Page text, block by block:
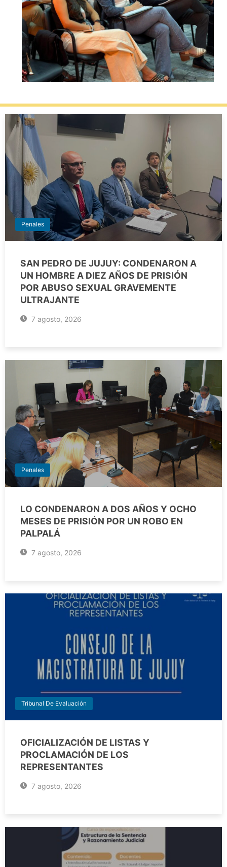
Penales
SAN PEDRO DE JUJUY: CONDENARON A
UN HOMBRE A DIEZ AÑOS DE PRISIÓN
POR ABUSO SEXUAL GRAVEMENTE
ULTRAJANTE
7 agosto, 2026
Penales
LO CONDENARON A DOS AÑOS Y OCHO
MESES DE PRISIÓN POR UN ROBO EN
PALPALÁ
7 agosto, 2026
Tribunal De Evaluación
OFICIALIZACIÓN DE LISTAS Y
PROCLAMACIÓN DE LOS
REPRESENTANTES
7 agosto, 2026